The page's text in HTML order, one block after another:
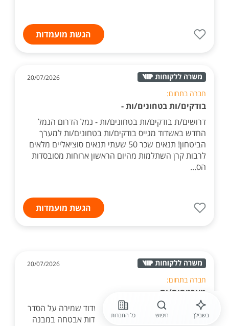
הגשת מועמדות
20/07/2026
חברה בתחום:
בודקים/ות בטחונים/ות -
דרושים/ת בודקים/ות בטחונים/ות - נמל הדרום הנמל
החדש באשדוד מגייס בודקים/ות בטחונים/ות למערך
הביטחון! תנאים שכר 50 שעתי תנאים סוציאליים מלאים
לרבות קרן השתלמות מהיום הראשון ארוחות מסובסדות
הס...
הגשת מועמדות
20/07/2026
חברה בתחום:
מאבטחים/ות
דרושים/ת מאבטחים/ות לבה"ח אשדוד שמירה על הסדר
הציבורי בבית החולים תוך איוש עמדות אבטחה במבנה
בשבילך חיפוש כל החברות